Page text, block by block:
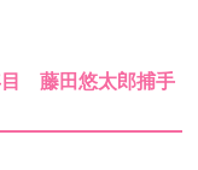
藤田悠太郎捕手